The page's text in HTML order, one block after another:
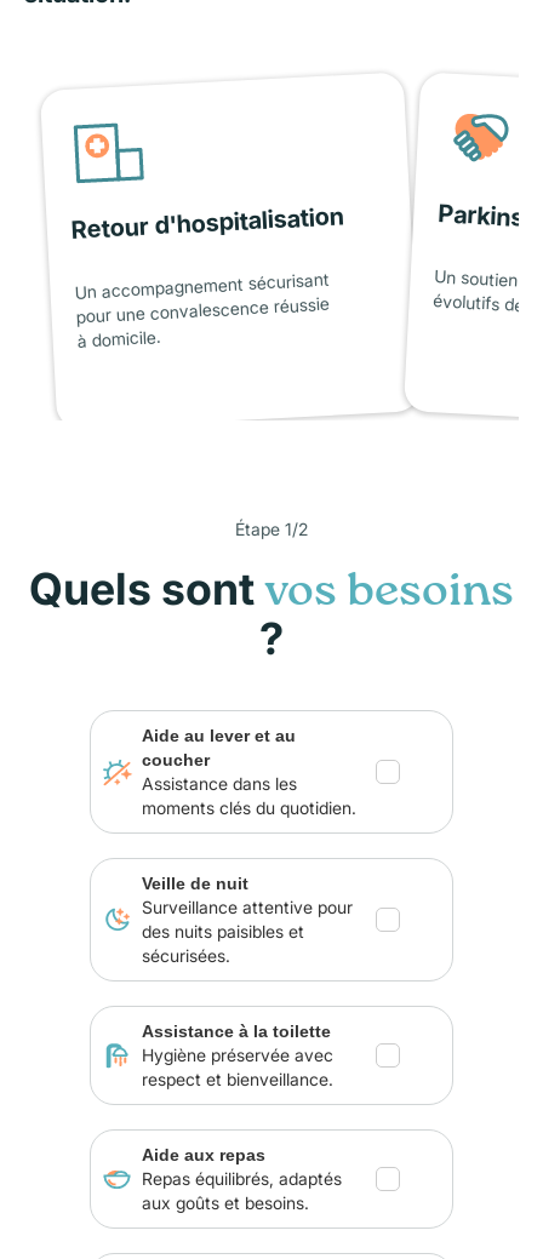
Retour d'hospitalisation
Un accompagnement sécurisant
pour une convalescence réussie
à domicile.
Un soutien
évolutifs de
Étape 1/2
Quels sont vos besoins
?
Aide au lever et au
coucher
Assistance dans les
moments clés du quotidien.
Veille de nuit
Surveillance attentive pour
des nuits paisibles et
sécurisées.
Assistance à la toilette
Hygiène préservée avec
respect et bienveillance.
Aide aux repas
Repas équilibrés, adaptés
aux goûts et besoins.